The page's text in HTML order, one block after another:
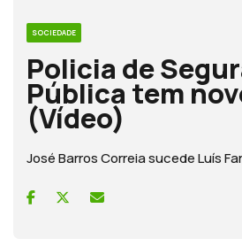
SOCIEDADE
Policia de
Pública tem
(Vídeo)
José Barros Correia sucede Luís